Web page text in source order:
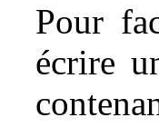
Pour
écrire